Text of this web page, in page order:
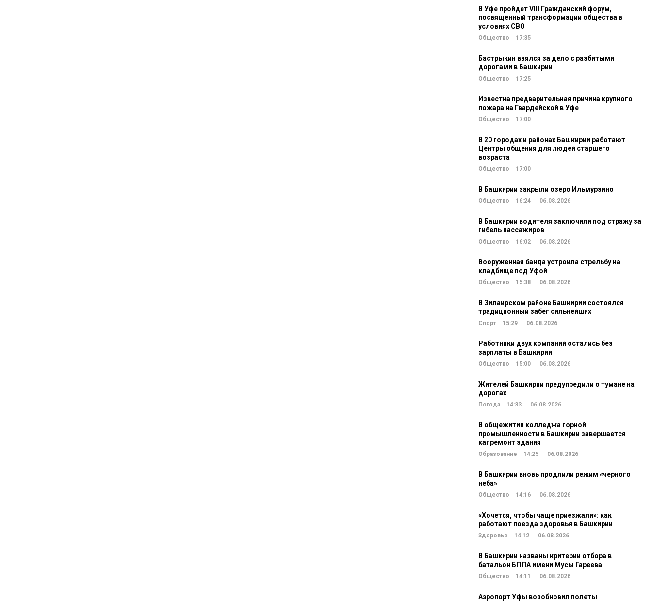
В Уфе пройдет VIII Гражданский форум,
посвященный трансформации общества в
условиях СВО
Общество 17:35
Бастрыкин взялся за дело с разбитыми
дорогами в Башкирии
Общество 17:25
Известна предварительная причина крупного
пожара на Гвардейской в Уфе
Общество 17:00
В 20 городах и районах Башкирии работают
Центры общения для людей старшего
возраста
Общество 17:00
В Башкирии закрыли озеро Ильмурзино
Общество 16:24 06.08.2026
В Башкирии водителя заключили под стражу за
гибель пассажиров
Общество 16:02 06.08.2026
Вооруженная банда устроила стрельбу на
кладбище под Уфой
Общество 15:38 06.08.2026
В Зилаирском районе Башкирии состоялся
традиционный забег сильнейших
Спорт 15:29 06.08.2026
Работники двух компаний остались без
зарплаты в Башкирии
Общество 15:00 06.08.2026
Жителей Башкирии предупредили о тумане на
дорогах
Погода 14:33 06.08.2026
В общежитии колледжа горной
промышленности в Башкирии завершается
капремонт здания
Образование 14:25 06.08.2026
В Башкирии вновь продлили режим «черного
неба»
Общество 14:16 06.08.2026
«Хочется, чтобы чаще приезжали»: как
работают поезда здоровья в Башкирии
Здоровье 14:12 06.08.2026
В Башкирии названы критерии отбора в
батальон БПЛА имени Мусы Гареева
Общество 14:11 06.08.2026
Аэропорт Уфы возобновил полеты